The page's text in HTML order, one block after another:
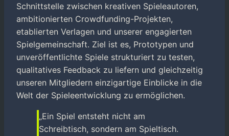
Schnittstelle zwischen kreativen Spieleautoren,
ambitionierten Crowdfunding-Projekten,
etablierten Verlagen und unserer engagierten
Spielgemeinschaft. Ziel ist es, Prototypen und
unveröffentlichte Spiele strukturiert zu testen,
qualitatives Feedback zu liefern und gleichzeitig
unseren Mitgliedern einzigartige Einblicke in die
Welt der Spieleentwicklung zu ermöglichen.
„Ein Spiel entsteht nicht am
Schreibtisch, sondern am Spieltisch.